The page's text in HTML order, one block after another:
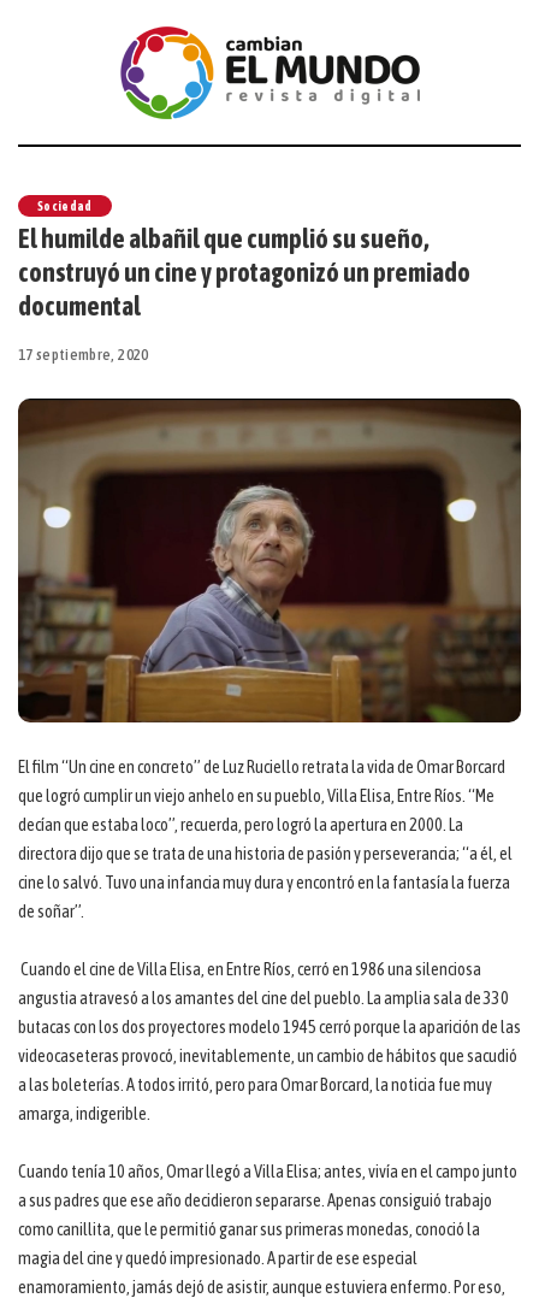
Sociedad
El humilde albañil que cumplió su sueño,
construyó un cine y protagonizó un premiado
documental
17 septiembre, 2020
El film “Un cine en concreto” de Luz Ruciello retrata la vida de Omar Borcard
que logró cumplir un viejo anhelo en su pueblo, Villa Elisa, Entre Ríos. “Me
decían que estaba loco”, recuerda, pero logró la apertura en 2000. La
directora dijo que se trata de una historia de pasión y perseverancia; “a él, el
cine lo salvó. Tuvo una infancia muy dura y encontró en la fantasía la fuerza
de soñar”.
Cuando el cine de Villa Elisa, en Entre Ríos, cerró en 1986 una silenciosa
angustia atravesó a los amantes del cine del pueblo. La amplia sala de 330
butacas con los dos proyectores modelo 1945 cerró porque la aparición de las
videocaseteras provocó, inevitablemente, un cambio de hábitos que sacudió
a las boleterías. A todos irritó, pero para Omar Borcard, la noticia fue muy
amarga, indigerible.
Cuando tenía 10 años, Omar llegó a Villa Elisa; antes, vivía en el campo junto
a sus padres que ese año decidieron separarse. Apenas consiguió trabajo
como canillita, que le permitió ganar sus primeras monedas, conoció la
magia del cine y quedó impresionado. A partir de ese especial
enamoramiento, jamás dejó de asistir, aunque estuviera enfermo. Por eso,